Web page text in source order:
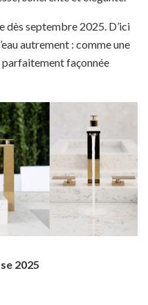
dès septembre 2025. D’ici
autrement : comme une
parfaitement façonnée
2025